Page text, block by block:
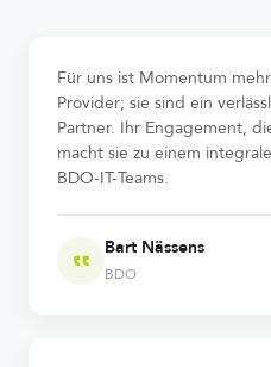
Für uns ist Momentum
Provider; sie sind ein
Partner. Ihr Engagement,
macht sie zu einem
BDO-IT-Teams.
Bart Nässens
BDO